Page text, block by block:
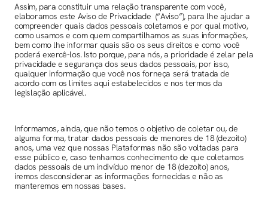
Assim, para constituir uma relação transparente com você,
elaboramos este Aviso de Privacidade (“Aviso”), para lhe ajudar a
compreender quais dados pessoais coletamos e por qual motivo,
como usamos e com quem compartilhamos as suas informações,
bem como lhe informar quais são os seus direitos e como você
poderá exercê-los. Isto porque, para nós, a prioridade é zelar pela
privacidade e segurança dos seus dados pessoais, por isso,
qualquer informação que você nos forneça será tratada de
acordo com os limites aqui estabelecidos e nos termos da
legislação aplicável.
Informamos, ainda, que não temos o objetivo de coletar ou, de
alguma forma, tratar dados pessoais de menores de 18 (dezoito)
anos, uma vez que nossas Plataformas não são voltadas para
esse público e, caso tenhamos conhecimento de que coletamos
dados pessoais de um indivíduo menor de 18 (dezoito) anos,
iremos desconsiderar as informações fornecidas e não as
manteremos em nossas bases.